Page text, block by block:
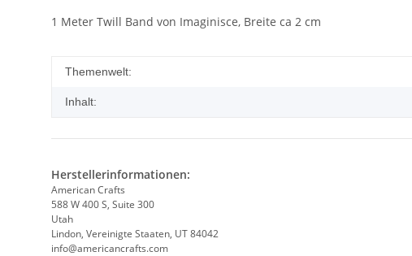
1 Meter Twill Band von Imaginisce, Breite ca 2 cm
Themenwelt:
Inhalt:
Herstellerinformationen:
American Crafts
588 W 400 S, Suite 300
Utah
Lindon, Vereinigte Staaten, UT 84042
info@americancrafts.com